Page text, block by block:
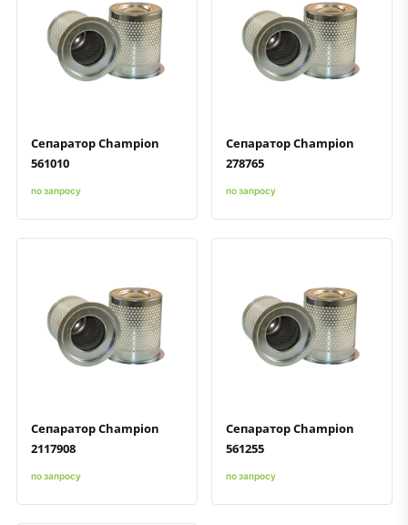
Быстрый просмотрДобавить к сравнению
Добавить в избранное
Сепаратор Champion
561010
по запросу
Быстрый просмотрДобавить к сравнению
Добавить в избранное
Сепаратор Champion
278765
по запросу
Быстрый просмотрДобавить к сравнению
Добавить в избранное
Сепаратор Champion
2117908
по запросу
Быстрый просмотрДобавить к сравнению
Добавить в избранное
Сепаратор Champion
561255
по запросу